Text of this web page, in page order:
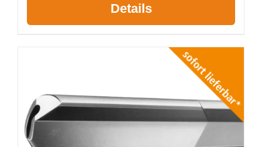
Details